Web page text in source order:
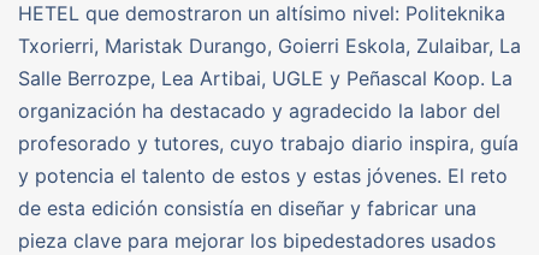
HETEL que demostraron un altísimo nivel: Politeknika
Txorierri, Maristak Durango, Goierri Eskola, Zulaibar, La
Salle Berrozpe, Lea Artibai, UGLE y Peñascal Koop. La
organización ha destacado y agradecido la labor del
profesorado y tutores, cuyo trabajo diario inspira, guía
y potencia el talento de estos y estas jóvenes. El reto
de esta edición consistía en diseñar y fabricar una
pieza clave para mejorar los bipedestadores usados